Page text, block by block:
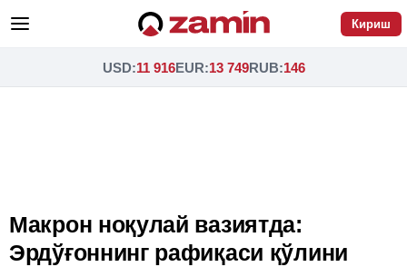
Кириш
USD:11 916EUR:13 749RUB:146
Макрон ноқулай вазиятда:
Эрдўғоннинг рафиқаси қўлини